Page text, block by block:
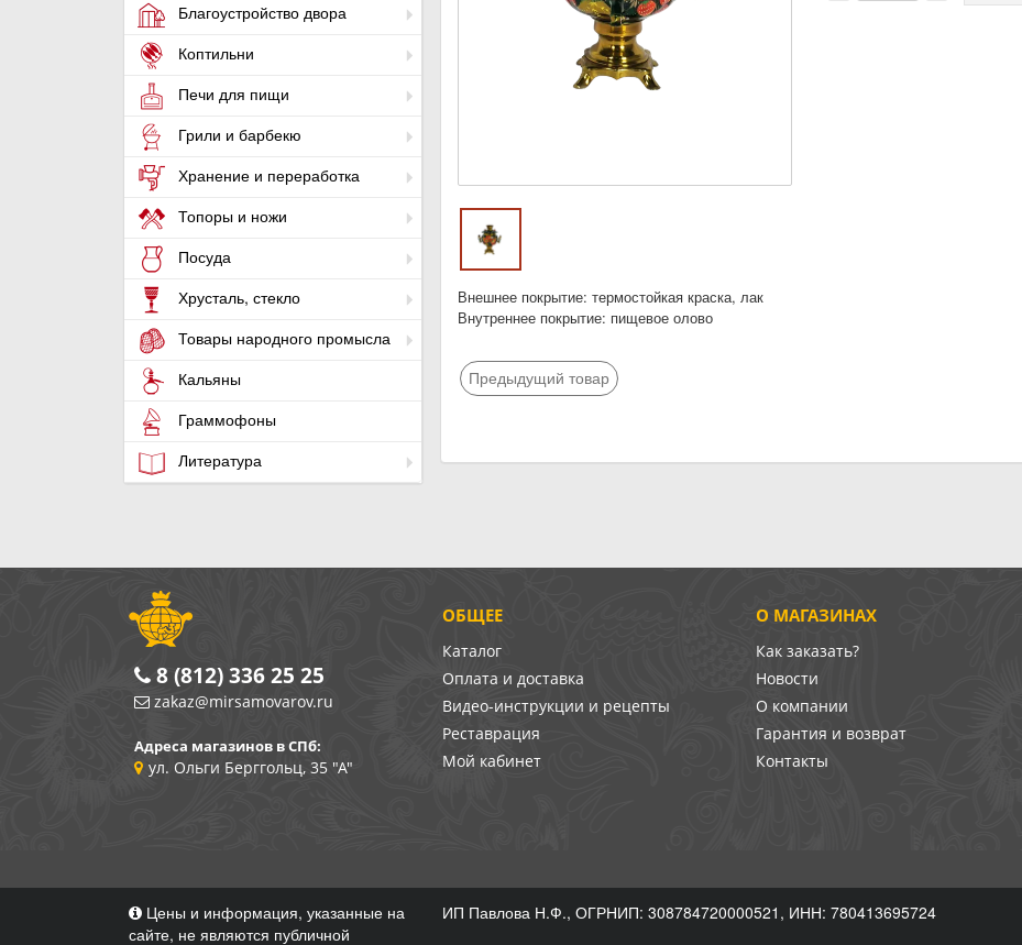
Благоустройство двора
Коптильни
Печи для пищи
Грили и барбекю
Хранение и переработка
Топоры и ножи
Посуда
Хрусталь, стекло
Товары народного промысла
Кальяны
Граммофоны
Литература
Внешнее покрытие: термостойкая краска, лак
Внутреннее покрытие: пищевое олово
Предыдущий товар
О МАГАЗИНАХ
Как заказать?
Новости
О компании
Гарантия и возврат
Контакты
ОБЩЕЕ
Каталог
Оплата и доставка
Видео-инструкции и рецепты
Реставрация
Мой кабинет
8 (812) 336 25 25
zakaz@mirsamovarov.ru
Адреса магазинов в СПб:
ул. Ольги Берггольц, 35 "А"
Цены и информация, указанные на
сайте, не являются публичной
ИП Павлова Н.Ф., ОГРНИП: 308784720000521, ИНН: 780413695724